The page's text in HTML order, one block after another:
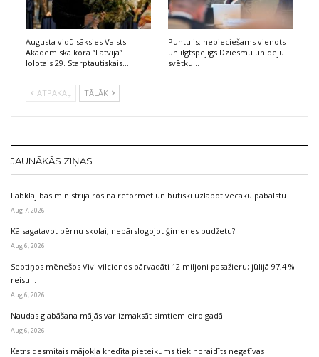
Augusta vidū sāksies Valsts
Akadēmiskā kora “Latvija”
lolotais 29. Starptautiskais…
Puntulis: nepieciešams vienots
un ilgtspējīgs Dziesmu un deju
svētku…
ATPAKAĻ TĀLĀK
JAUNĀKĀS ZIŅAS
Labklājības ministrija rosina reformēt un būtiski uzlabot vecāku pabalstu
Aug 7, 2026
Kā sagatavot bērnu skolai, nepārslogojot ģimenes budžetu?
Aug 6, 2026
Septiņos mēnešos Vivi vilcienos pārvadāti 12 miljoni pasažieru; jūlijā 97,4 %
reisu…
Aug 6, 2026
Naudas glabāšana mājās var izmaksāt simtiem eiro gadā
Aug 6, 2026
Katrs desmitais mājokļa kredīta pieteikums tiek noraidīts negatīvas